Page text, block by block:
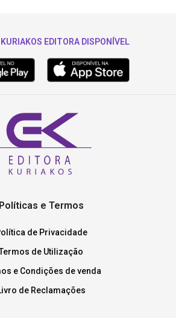
EDITORA DISPONÍVEL
Políticas e Termos
de Privacidade
de Utilização
e Condições de venda
de Reclamações